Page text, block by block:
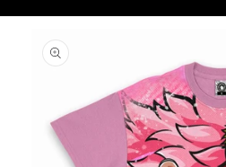
información